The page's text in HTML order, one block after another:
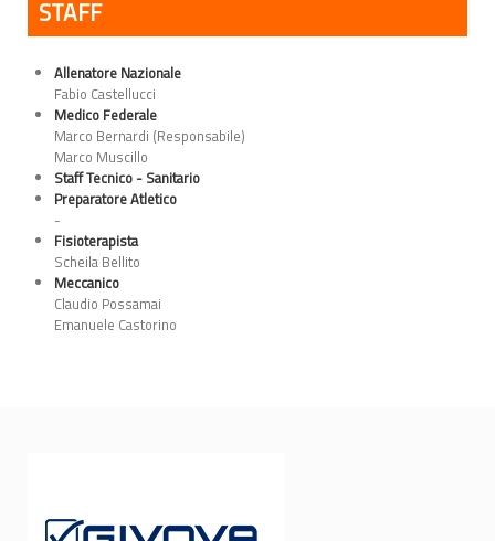
STAFF
Allenatore Nazionale
Fabio Castellucci
Medico Federale
Marco Bernardi (Responsabile)
Marco Muscillo
Staff Tecnico - Sanitario
Preparatore Atletico
-
Fisioterapista
Scheila Bellito
Meccanico
Claudio Possamai
Emanuele Castorino